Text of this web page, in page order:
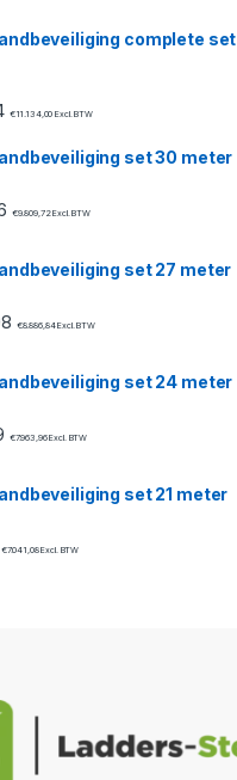
complete set
€11.134,00 Excl. BTW
set 30 meter
€9.809,72Excl. BTW
set 27 meter
€8.886,84Excl. BTW
set 24 meter
€7.963,96Excl. BTW
set 21 meter
€7.041,08Excl. BTW